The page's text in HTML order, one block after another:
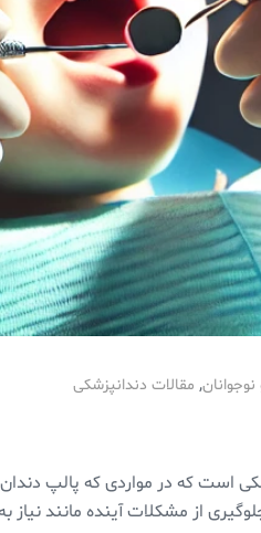
, مقالات دندانپزشکی
است که در مواردی که پالپ
از مشکلات آینده مانند نیاز